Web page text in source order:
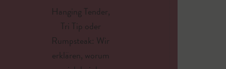
Hanging Tender,
Tri Tip oder
Rumpsteak: Wir
erklären, worum